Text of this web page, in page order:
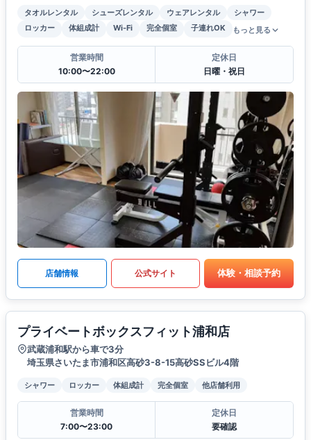
タオルレンタル シューズレンタル ウェアレンタル
シャワー
ロッカー
体組成計 Wi-Fi 完全個室 子連れOK もっと見る
営業時間
10:00〜22:00
定休日
日曜・祝日
店舗情報 公式サイト 体験・相談予約
プライベートボックスフィット浦和店
武蔵浦和駅から車で3分
埼玉県さいたま市浦和区高砂3-8-15高砂SSビル4階
シャワー ロッカー 体組成計 完全個室 他店舗利用
営業時間
7:00〜23:00
定休日
要確認